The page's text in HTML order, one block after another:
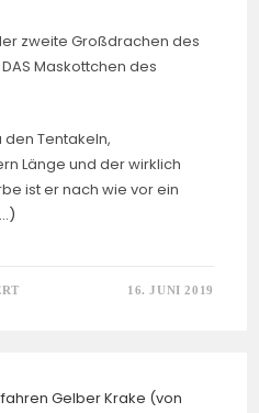
zweite Großdrachen des
Maskottchen des
den Tentakeln,
Länge und der wirklich
ist er nach wie vor ein
16. JUNI 2019